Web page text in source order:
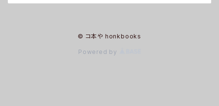
© コ本や honkbooks
Powered by